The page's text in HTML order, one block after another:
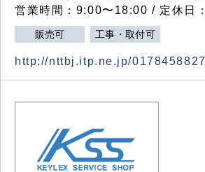
営業時間：9:00〜18:00 / 定休日
販売可 工事・取付可
http://nttbj.itp.ne.jp/